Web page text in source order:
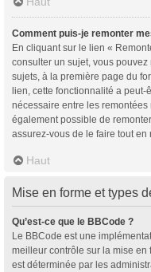
Comment puis-je remonter
En cliquant sur le lien «
consulter un sujet, vous
sujets, à la première page du
lien, cette fonctionnalité a peut-
nécessaire entre les remontées
également possible de
assurez-vous de le faire tout en
Haut
Mise en forme et types
Qu’est-ce que le BBCode ?
Le BBCode est une
meilleur contrôle sur la mise en
est déterminée par les